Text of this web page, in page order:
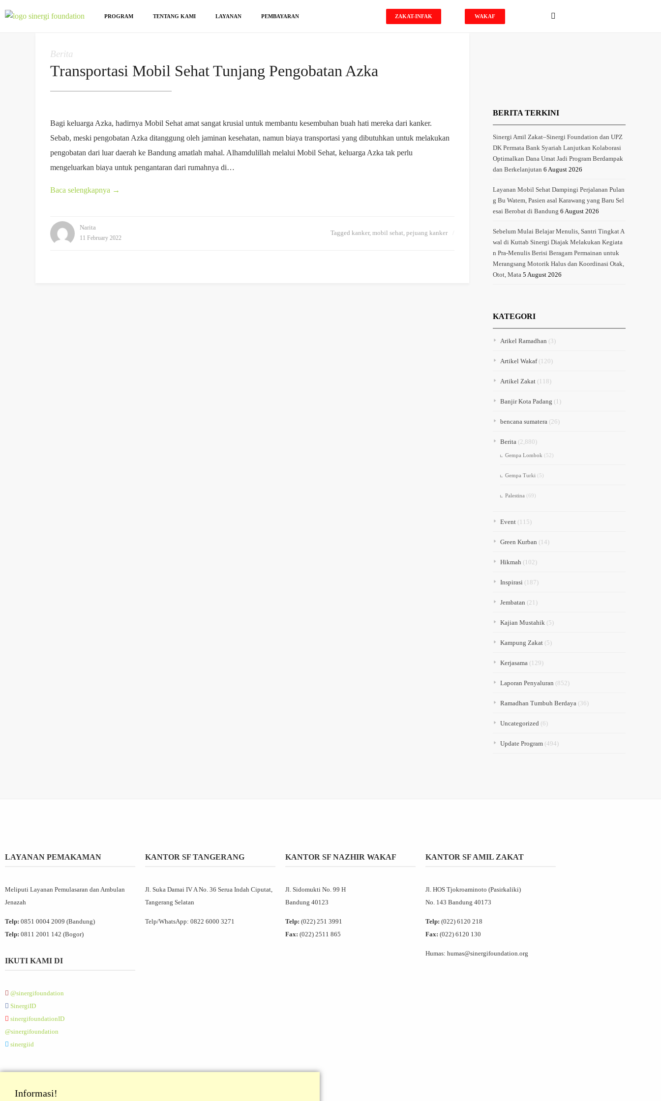
PROGRAM TENTANG KAMI LAYANAN PEMBAYARAN ZAKAT-INFAK WAKAF
Berita
Transportasi Mobil Sehat Tunjang Pengobatan Azka
Bagi keluarga Azka, hadirnya Mobil Sehat amat sangat krusial untuk membantu kesembuhan buah hati mereka dari kanker.
Sebab, meski pengobatan Azka ditanggung oleh jaminan kesehatan, namun biaya transportasi yang dibutuhkan untuk melakukan
pengobatan dari luar daerah ke Bandung amatlah mahal. Alhamdulillah melalui Mobil Sehat, keluarga Azka tak perlu
mengeluarkan biaya untuk pengantaran dari rumahnya di…
Baca selengkapnya →
Tagged kanker, mobil sehat pejuang kanker
Narita
11 February 2022
BERITA TERKINI
Sinergi Amil Zakat–Sinergi Foundation dan UPZ
DK Permata Bank Syariah Lanjutkan Kolaborasi
Optimalkan Dana Umat Jadi Program Berdampak
dan Berkelanjutan 6 August 2026
Layanan Mobil Sehat Dampingi Perjalanan Pulan
g Bu Watem, Pasien asal Karawang yang Baru Sel
esai Berobat di Bandung 6 August 2026
Sebelum Mulai Belajar Menulis, Santri Tingkat A
wal di Kuttab Sinergi Diajak Melakukan Kegiata
n Pra-Menulis Berisi Beragam Permainan untuk
Merangsang Motorik Halus dan Koordinasi Otak,
Otot, Mata 5 August 2026
KATEGORI
Arikel Ramadhan (3)
Artikel Wakaf(120)
Artikel Zakat (118)
Banjir Kota Padang (1)
bencana sumatera (26)
Berita (2,880)
Gempa Lombok (52)
Gempa Turki (5)
Palestina (69)
Event (115)
Green Kurban (14)
Hikmah (102)
Inspirasi (187)
Jembatan (21)
Kajian Mustahik (5)
Kampung Zakat (5)
Kerjasama (129)
Laporan Penyaluran (852)
Ramadhan Tumbuh Berdaya (36)
Uncategorized (6)
Update Program (494)
LAYANAN PEMAKAMAN
Meliputi Layanan Pemulasaran dan Ambulan
Jenazah
Telp: 0851 0004 2009 (Bandung)
Telp: 0811 2001 142 (Bogor)
IKUTI KAMI DI
@sinergifoundation
SinergiID
sinergifoundationID
@sinergifoundation
sinergiid
KANTOR SF TANGERANG
Jl. Suka Damai IV A No. 36 Serua Indah Ciputat,
Tangerang Selatan
Telp/WhatsApp: 0822 6000 3271
KANTOR SF NAZHIR WAKAF
Jl. Sidomukti No. 99 H
Bandung 40123
Telp: (022) 251 3991
Fax: (022) 2511 865
KANTOR SF AMIL ZAKAT
Jl. HOS Tjokroaminoto (Pasirkaliki)
No. 143 Bandung 40173
Telp: (022) 6120 218
Fax: (022) 6120 130
Humas: humas@sinergifoundation.org
Informasi!